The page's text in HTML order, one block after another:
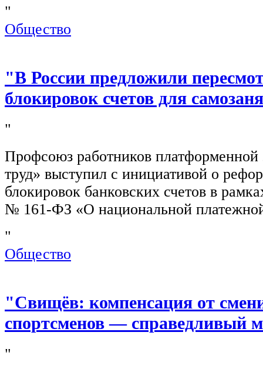
"
Общество
"В России предложили
блокировок счетов для
"
Профсоюз работников
труд» выступил с инициативой о
блокировок банковских счетов в
№ 161-ФЗ «О национальной
"
Общество
"Свищёв: компенсация от
спортсменов — справедливый
"